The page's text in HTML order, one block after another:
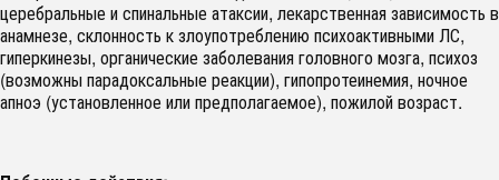
церебральные и спинальные атаксии, лекарственная зависимость в
анамнезе, склонность к злоупотреблению психоактивными ЛС,
гиперкинезы, органические заболевания головного мозга, психоз
(возможны парадоксальные реакции), гипопротеинемия, ночное
апноэ (установленное или предполагаемое), пожилой возраст.